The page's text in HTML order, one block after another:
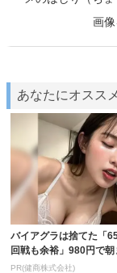
画像
あなたにオススメ
バイアグラは捨てた「
回戦も余裕」980円で朝
PR(健商株式会社)